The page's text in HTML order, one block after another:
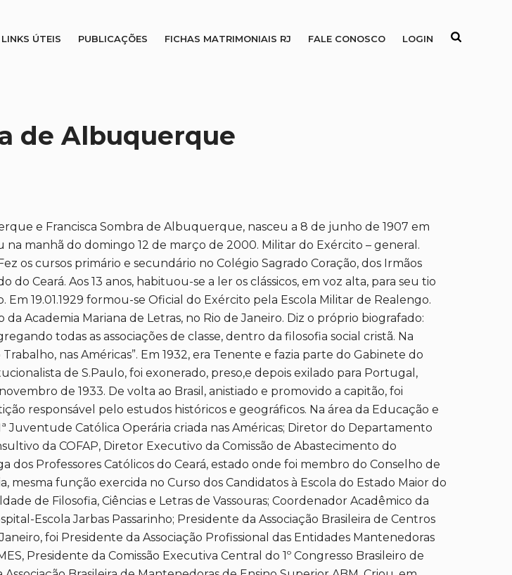
LINKS ÚTEIS PUBLICAÇÕES FICHAS MATRIMONIAIS RJ FALE CONOSCO LOGIN
de Albuquerque
e Francisca Sombra de Albuquerque, nasceu a 8 de junho de 1907 em
na manhã do domingo 12 de março de 2000. Militar do Exército – general.
os cursos primário e secundário no Colégio Sagrado Coração, dos Irmãos
do Ceará. Aos 13 anos, habituou-se a ler os clássicos, em voz alta, para seu tio
Em 19.01.1929 formou-se Oficial do Exército pela Escola Militar de Realengo.
da Academia Mariana de Letras, no Rio de Janeiro. Diz o próprio biografado:
todas as associações de classe, dentro da filosofia social cristã. Na
nas Américas”. Em 1932, era Tenente e fazia parte do Gabinete do
de S.Paulo, foi exonerado, preso,e depois exilado para Portugal,
de 1933. De volta ao Brasil, anistiado e promovido a capitão, foi
responsável pelo estudos históricos e geográficos. Na área da Educação e
Juventude Católica Operária criada nas Américas; Diretor do Departamento
da COFAP, Diretor Executivo da Comissão de Abastecimento do
dos Professores Católicos do Ceará, estado onde foi membro do Conselho de
mesma função exercida no Curso dos Candidatos à Escola do Estado Maior do
de Filosofia, Ciências e Letras de Vassouras; Coordenador Acadêmico da
Escola Jarbas Passarinho; Presidente da Associação Brasileira de Centros
foi Presidente da Associação Profissional das Entidades Mantenedoras
Presidente da Comissão Executiva Central do 1º Congresso Brasileiro de